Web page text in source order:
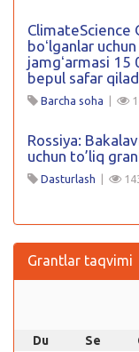
ClimateScience
boʻlganlar
jamgʻarmasi 15
bepul safar
Barcha soha |
Rossiya:
uchun to’liq
Dasturlash |
Grantlar taqvimi
Du Se